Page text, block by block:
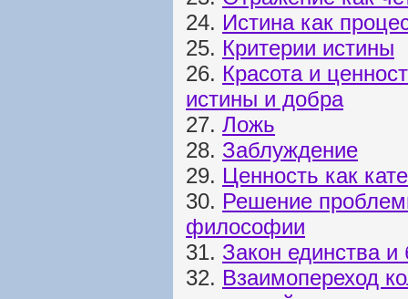
24. Истина как
25. Критерии истины
26. Красота и
истины и добра
27. Ложь
28. Заблуждение
29. Ценность как
30. Решение
философии
31. Закон единства
32. Взаимопереход